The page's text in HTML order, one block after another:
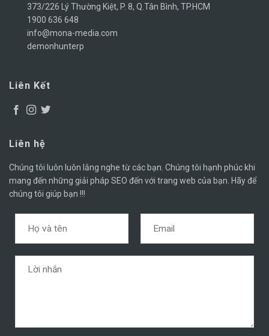
373/226 Lý Thường Kiệt, P. 8, Q.Tân Bình, TP.HCM
1900 636 648
info@mona-media.com
demonhunterp
Liên Kết
Liên hệ
Chúng tôi luôn luôn lắng nghe từ các bạn. Chúng tôi hạnh phúc khi
mang đến những giải pháp SEO đến với trang web của bạn. Hãy để
chúng tôi giúp bạn !!!